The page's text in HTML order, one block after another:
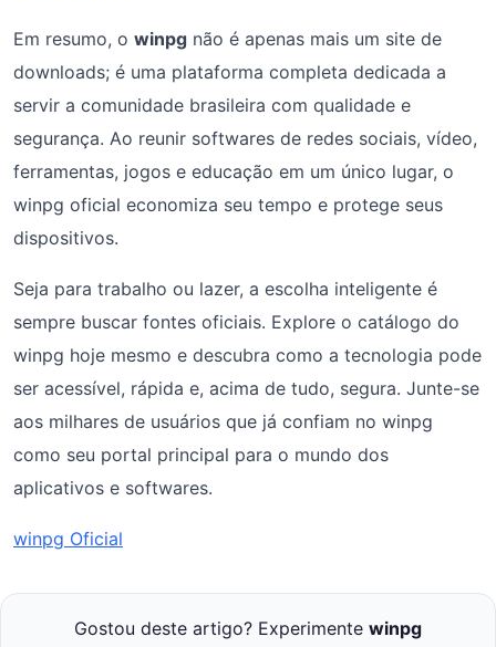
Em resumo, o winpg não é apenas mais um site de
downloads; é uma plataforma completa dedicada a
servir a comunidade brasileira com qualidade e
segurança. Ao reunir softwares de redes sociais, vídeo,
ferramentas, jogos e educação em um único lugar, o
winpg oficial economiza seu tempo e protege seus
dispositivos.
Seja para trabalho ou lazer, a escolha inteligente é
sempre buscar fontes oficiais. Explore o catálogo do
winpg hoje mesmo e descubra como a tecnologia pode
ser acessível, rápida e, acima de tudo, segura. Junte-se
aos milhares de usuários que já confiam no winpg
como seu portal principal para o mundo dos
aplicativos e softwares.
winpg Oficial
Gostou deste artigo? Experimente winpg